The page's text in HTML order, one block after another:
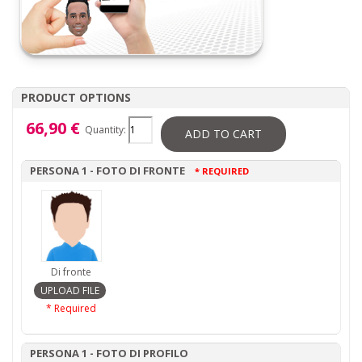
PRODUCT OPTIONS
66,90 € Quantity: ADD TO CART
PERSONA 1 - FOTO DI FRONTE * REQUIRED
Di fronte
* Required
PERSONA 1 - FOTO DI PROFILO